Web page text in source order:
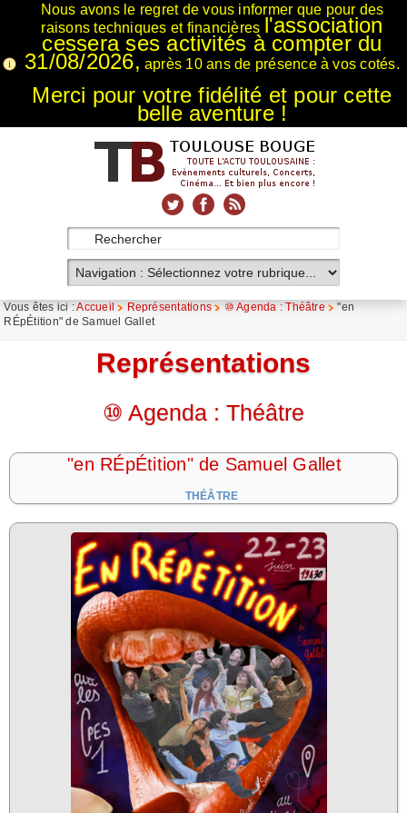
Nous avons le regret de vous informer que pour des
raisons techniques et financières l'association
cessera ses activités à compter du
31/08/2026, après 10 ans de présence à vos cotés.
Merci pour votre fidélité et pour cette
belle aventure !
Vous êtes ici :Accueil Représentations ⑩ Agenda : Théâtre
"en
RÉpÉtition" de Samuel Gallet
Représentations
⑩ Agenda : Théâtre
"en RÉpÉtition" de Samuel Gallet
THÉÂTRE